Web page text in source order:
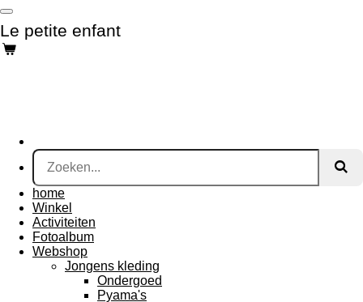
Ga
direct
naar
de
Le petite enfant
home
Winkel
Activiteiten
Fotoalbum
Webshop
Jongens kleding
Ondergoed
Pyama's